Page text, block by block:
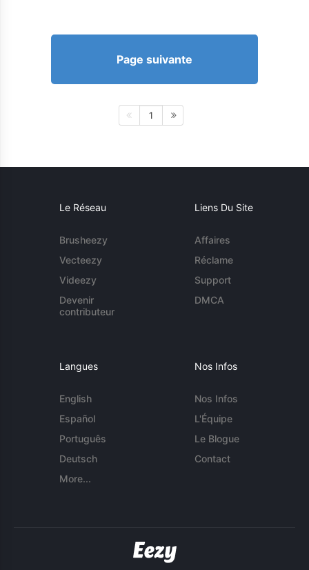
Page suivante
1
Le Réseau
Brusheezy
Vecteezy
Videezy
Devenir
contributeur
Liens Du Site
Affaires
Réclame
Support
DMCA
Langues
English
Español
Português
Deutsch
More...
Nos Infos
Nos Infos
L'Équipe
Le Blogue
Contact